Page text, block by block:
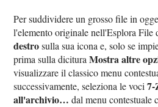
Per suddividere un grosso file in
l'elemento originale nell'Esplora
destrosulla sua icona e, solo se
prima sulla dicituraMostra altre
visualizzare il classico menu
successivamente, seleziona le voci
all'archivio… dal menu contestuale